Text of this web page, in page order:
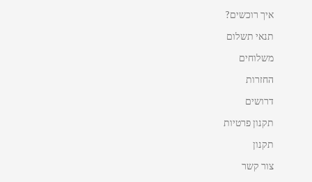
איך רוכשים?
תנאי תשלום
משלוחים
החזרות
דרושים
תקנון פרטיות
תקנון
צור קשר